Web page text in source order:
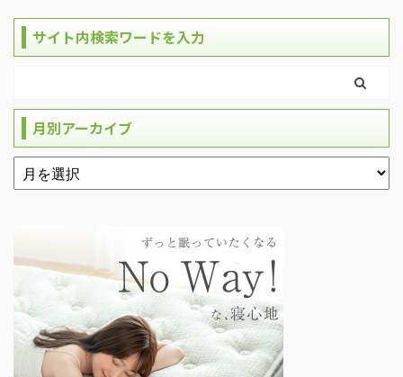
サイト内検索ワードを入力
月別アーカイブ